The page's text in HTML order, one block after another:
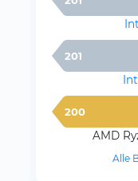
201
200
AMD
Alle